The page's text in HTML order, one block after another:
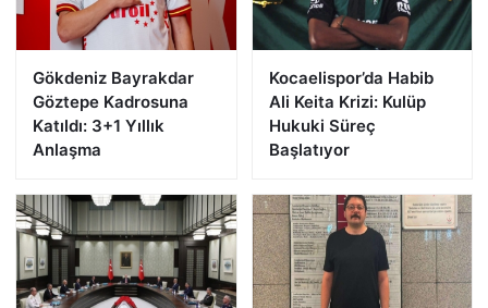
Gökdeniz Bayrakdar
Göztepe Kadrosuna
Katıldı: 3+1 Yıllık
Anlaşma
Kocaelispor’da Habib
Ali Keita Krizi: Kulüp
Hukuki Süreç
Başlatıyor